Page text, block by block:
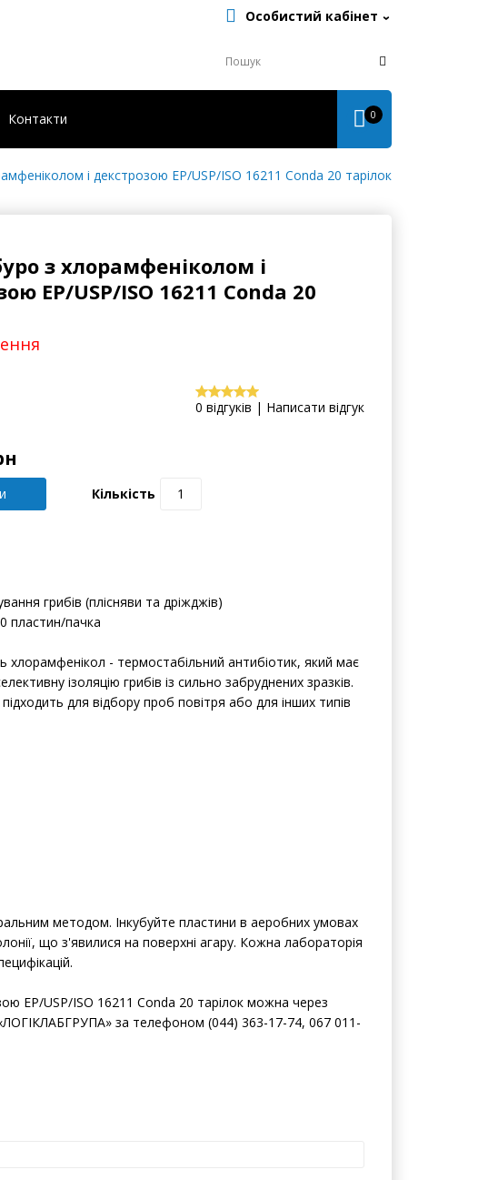
Особистий кабінет
з хлорамфеніколом і
EP/USP/ISO 16211 Conda 20
пластин/пачка
- термостабільний антибіотик, який має
ізоляцію грибів із сильно забруднених зразків.
методом. Інкубуйте пластини в аеробних умовах
EP/USP/ISO 16211 Conda 20 тарілок можна через